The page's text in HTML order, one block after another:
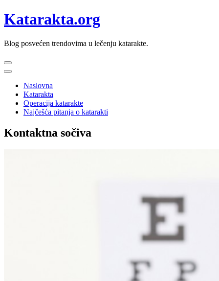
Skip
to
Katarakta.org
Blog posvećen trendovima u lečenju katarakte.
Naslovna
Katarakta
Operacija katarakte
Najčešća pitanja o katarakti
Kontaktna sočiva